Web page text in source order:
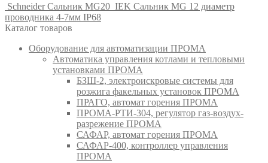
Schneider Сальник MG20 IEK Сальник MG 12 диаметр
проводника 4-7мм IP68
Каталог товаров
Оборудование для автоматизации ПРОМА
Автоматика управления котлами и тепловыми
установками ПРОМА
БЗШ-2, электроискровые системы для
розжига факельных установок ПРОМА
ПРАГО, автомат горения ПРОМА
ПРОМА-РТИ-304, регулятор газ-воздух-
разрежение ПРОМА
САФАР, автомат горения ПРОМА
САФАР-400, контроллер управления
ПРОМА